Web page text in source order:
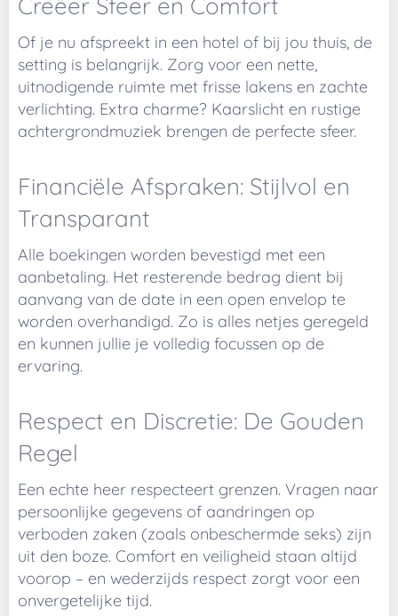
Of je nu afspreekt in een hotel of bij jou thuis, de
setting is belangrijk. Zorg voor een nette,
uitnodigende ruimte met frisse lakens en zachte
verlichting. Extra charme? Kaarslicht en rustige
achtergrondmuziek brengen de perfecte sfeer.
Financiële Afspraken: Stijlvol en
Transparant
Alle boekingen worden bevestigd met een
aanbetaling. Het resterende bedrag dient bij
aanvang van de date in een open envelop te
worden overhandigd. Zo is alles netjes geregeld
en kunnen jullie je volledig focussen op de
ervaring.
Respect en Discretie: De Gouden
Regel
Een echte heer respecteert grenzen. Vragen naar
persoonlijke gegevens of aandringen op
verboden zaken (zoals onbeschermde seks) zijn
uit den boze. Comfort en veiligheid staan altijd
voorop – en wederzijds respect zorgt voor een
onvergetelijke tijd.